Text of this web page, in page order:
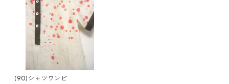
(90)シャツワンピ